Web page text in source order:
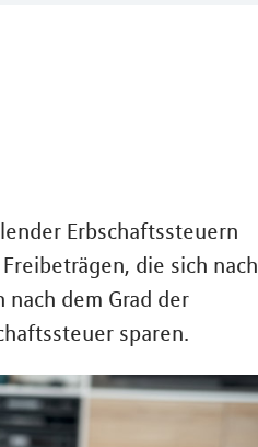
Erbschaftssteuern
die sich nach
dem Grad der
sparen.